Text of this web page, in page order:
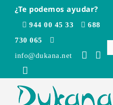
contenido
¿Te podemos ayudar?
944 00 45 33
688
730 065
info@dukana.net